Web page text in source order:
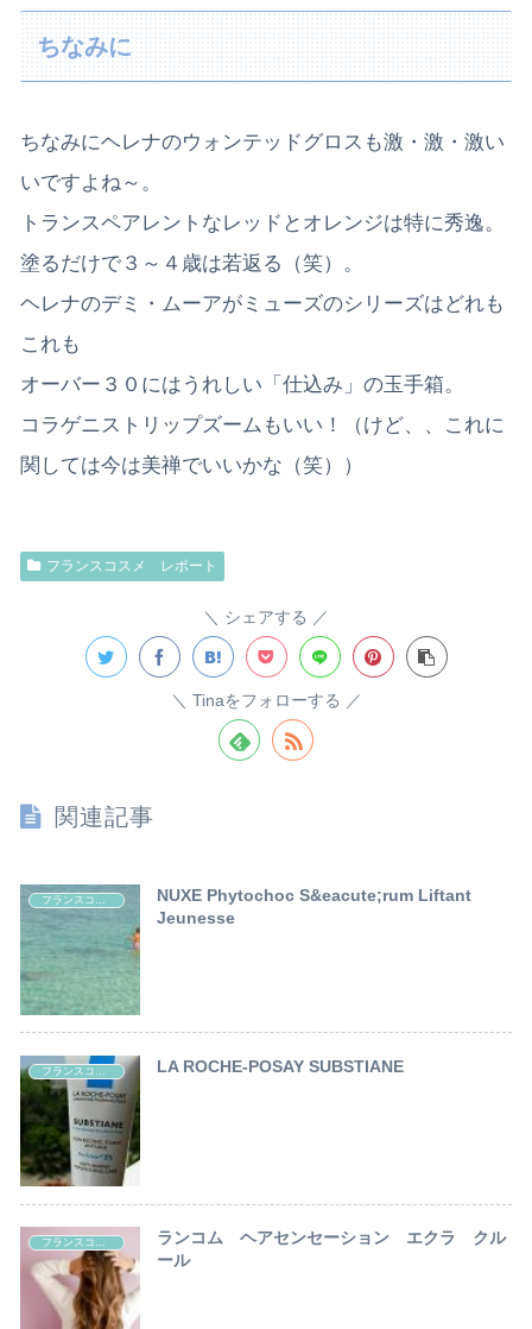
ちなみに
ちなみにヘレナのウォンテッドグロスも激・激・激い
いですよね～。
トランスペアレントなレッドとオレンジは特に秀逸。
塗るだけで３～４歳は若返る（笑）。
ヘレナのデミ・ムーアがミューズのシリーズはどれも
これも
オーバー３０にはうれしい「仕込み」の玉手箱。
コラゲニストリップズームもいい！（けど、、これに
関しては今は美禅でいいかな（笑））
フランスコスメ レポート
シェアする
Tinaをフォローする
関連記事
フランスコスメ レポート
NUXE Phytochoc S&eacute;rum Liftant
Jeunesse
フランスコスメ レポート LA ROCHE-POSAY SUBSTIANE
フランスコスメ レポート
ランコム ヘアセンセーション エクラ クル
ール